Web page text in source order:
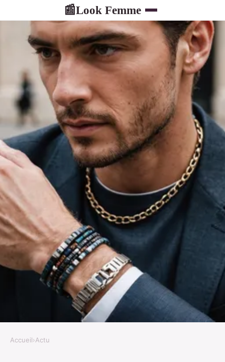
📰Look Femme
Accueil›Actu